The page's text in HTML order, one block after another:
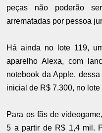
peças não poderão
arrematadas por pessoa
Há ainda no lote 119,
aparelho Alexa, com
notebook da Apple,
inicial de R$ 7.300, no lote
Para os fãs de
5 a partir de R$ 1,4 mil.